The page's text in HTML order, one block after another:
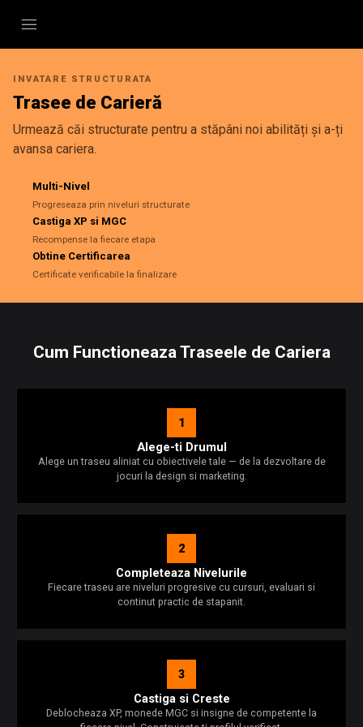
INVATARE STRUCTURATA
Trasee de Carieră
Urmează căi structurate pentru a stăpâni noi abilități și a-ți
avansa cariera.
Multi-Nivel
Progreseaza prin niveluri structurate
Castiga XP si MGC
Recompense la fiecare etapa
Obtine Certificarea
Certificate verificabile la finalizare
Cum Functioneaza Traseele de Cariera
1
Alege-ti Drumul
Alege un traseu aliniat cu obiectivele tale — de la dezvoltare de
jocuri la design si marketing.
2
Completeaza Nivelurile
Fiecare traseu are niveluri progresive cu cursuri, evaluari si
continut practic de stapanit.
3
Castiga si Creste
Deblocheaza XP, monede MGC si insigne de competente la